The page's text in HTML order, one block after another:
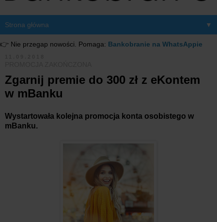
▼
👉 Nie przegap nowości. Pomaga: Bankobranie na WhatsAppie
Zgarnij premie do 300 zł z eKontem
w mBanku
Wystartowała kolejna promocja konta osobistego w
mBanku.